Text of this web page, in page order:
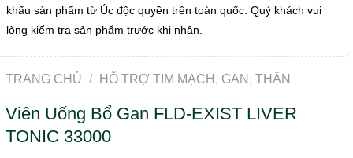
khẩu sản phẩm từ Úc độc quyền trên toàn quốc. Quý khách vui
lòng kiểm tra sản phẩm trước khi nhận.
TRANG CHỦ / HỖ TRỢ TIM MẠCH, GAN, THẬN
Viên Uống Bổ Gan FLD-EXIST LIVER
TONIC 33000